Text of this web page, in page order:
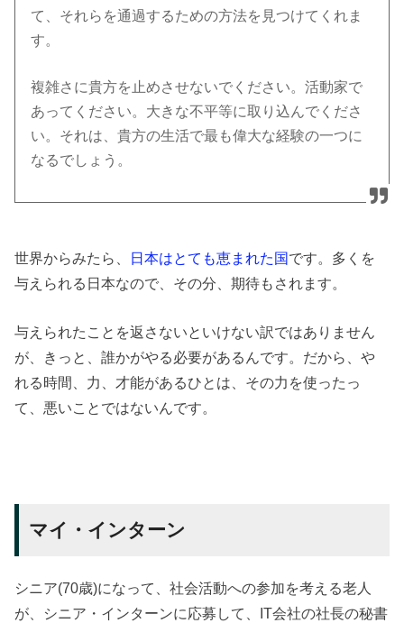
て、それらを通過するための方法を見つけてくれま
す。
複雑さに貴方を止めさせないでください。活動家で
あってください。大きな不平等に取り込んでくださ
い。それは、貴方の生活で最も偉大な経験の一つに
なるでしょう。
世界からみたら、 日本はとても恵まれた国です。多くを
与えられる日本なので、その分、期待もされます。
与えられたことを返さないといけない訳ではありません
が、きっと、誰かがやる必要があるんです。だから、や
れる時間、力、才能があるひとは、その力を使ったっ
て、悪いことではないんです。
マイ・インターン
シニア(70歳)になって、社会活動への参加を考える老人
が、シニア・インターンに応募して、IT会社の社長の秘書